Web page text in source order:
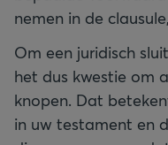
nemen in de
Om een juridisch
het dus kwestie om
knopen. Dat
in uw testament en